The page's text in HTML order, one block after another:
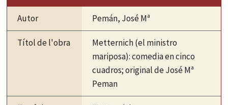
Autor Pemán, José Mª
Títol de l'obra
Metternich (el ministro
mariposa): comedia en cinco
cuadros; original de José Mª
Peman